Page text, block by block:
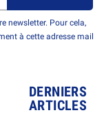
newsletter. Pour cela,
à cette adresse mail
DERNIERS
ARTICLES